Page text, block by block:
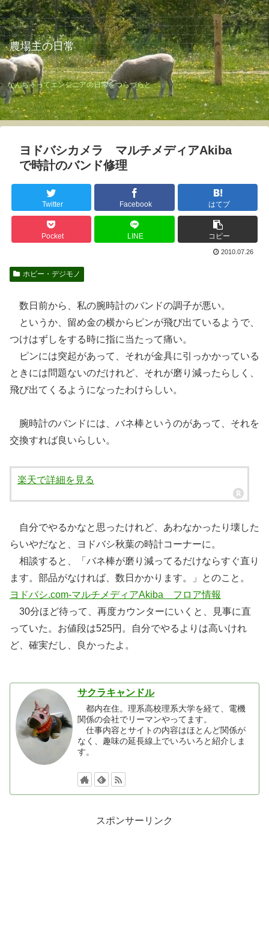
農場主の日常
なんちゃってエンジニアの日常をつらづらと
ヨドバシカメラ マルチメディアAkiba
で時計のバンド修理
Twitter Facebook はてブ
Pocket LINE コピー
2010.07.26
ホビー・デジモノ
数日前から、私の腕時計のバンドの調子が悪い。
というか、留め金の横からピンが飛び出ているようで、
つけはずしをする時に指に当たって痛い。
ピンには突起があって、それが金具に引っかかっている
ときには問題ないのだけれど、それが磨り減ったらしく、
飛び出てくるようになったわけらしい。
腕時計のバンドには、バネ棒というのがあって、それを
交換すれば良いらしい。
楽天で詳細を見る
自分でやるかなと思ったけれど、あわなかったり壊した
らいやだなと、ヨドバシ秋葉の時計コーナーに。
相談すると、「バネ棒が磨り減ってるだけならすぐ直り
ます。部品がなければ、数日かかります。」とのこと。
ヨドバシ.com-マルチメディアAkiba フロア情報
30分ほど待って、再度カウンターにいくと、見事に直
っていた。お値段は525円。自分でやるよりは高いけれ
ど、確実だし、良かったよ。
サクラキャンドル
都内在住。理系高校理系大学を経て、電機
関係の会社でリーマンやってます。
仕事内容とサイトの内容はほとんど関係が
なく、趣味の延長線上でいろいろと紹介しま
す。
スポンサーリンク